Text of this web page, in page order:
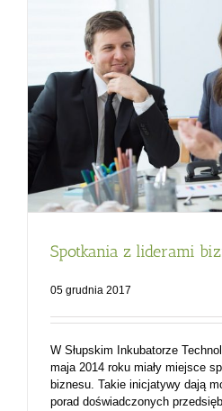
Spotkania z liderami
05 grudnia 2017
W Słupskim Inkubatorze
maja 2014 roku miały miejsce
biznesu. Takie inicjatywy dają
porad doświadczonych